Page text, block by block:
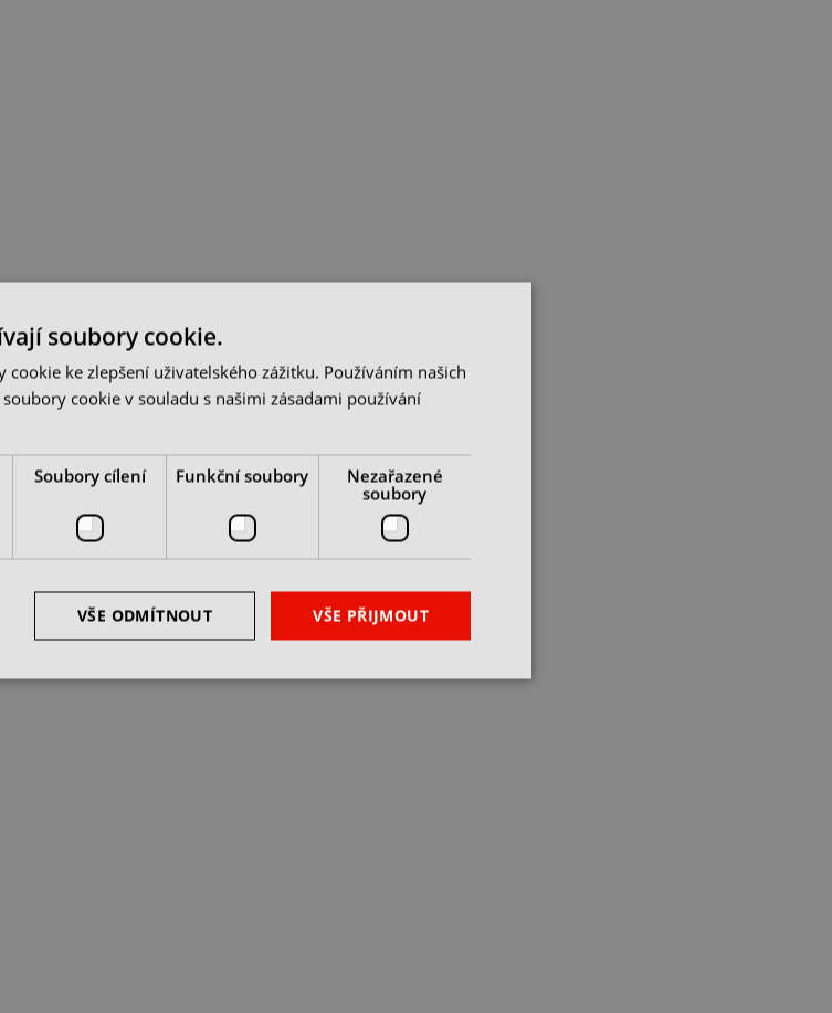
soubory cookie.
ke zlepšení uživatelského zážitku. Používáním našich
cookie v souladu s našimi zásadami používání
Soubory cílení Funkční soubory
Nezařazené
soubory
VŠE PŘIJMOUT
VŠE ODMÍTNOUT